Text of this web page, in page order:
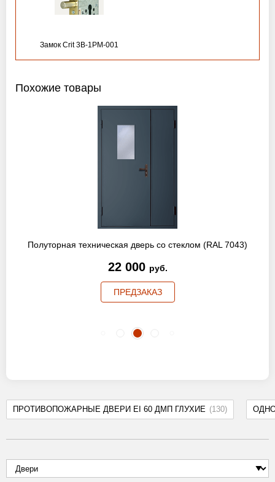
ПРОТИВОПОЖАРНЫЕ ДВЕРИ EI 60 ДМП ГЛУХИЕ (130)
Замок Crit 3B-1PM-001
Похожие товары
Полуторная техническая дверь со стеклом (RAL 7043)
22 000 руб.
ПРЕДЗАКАЗ